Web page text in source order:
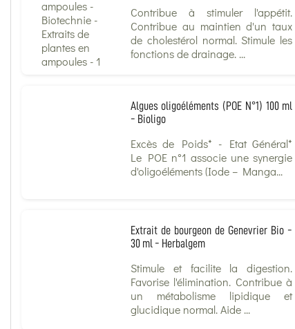
Contribue à stimuler l'appétit.
Contribue au maintien d'un taux
de cholestérol normal. Stimule les
fonctions de drainage. ...
Algues oligoéléments (POE N°1) 100 ml
- Bioligo
Excès de Poids* - Etat Général*
Le POE n°1 associe une synergie
d'oligoéléments (Iode – Manga...
Extrait de bourgeon de Genevrier Bio -
30 ml - Herbalgem
Stimule et facilite la digestion.
Favorise l'élimination. Contribue à
un métabolisme lipidique et
glucidique normal. Aide ...